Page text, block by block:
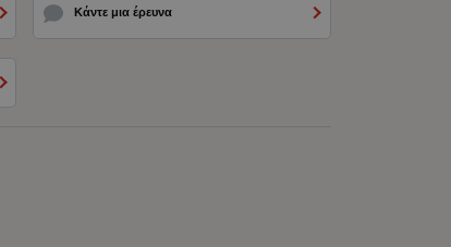
Κάντε μια έρευνα